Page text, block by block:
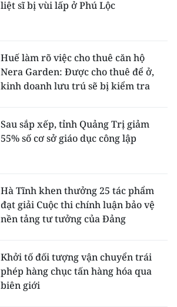
liệt sĩ bị vùi lấp ở Phú Lộc
Huế làm rõ việc cho thuê căn hộ
Nera Garden: Được cho thuê để ở,
kinh doanh lưu trú sẽ bị kiểm tra
Sau sắp xếp, tỉnh Quảng Trị giảm
55% số cơ sở giáo dục công lập
Hà Tĩnh khen thưởng 25 tác phẩm
đạt giải Cuộc thi chính luận bảo vệ
nền tảng tư tưởng của Đảng
Khởi tố đối tượng vận chuyển trái
phép hàng chục tấn hàng hóa qua
biên giới